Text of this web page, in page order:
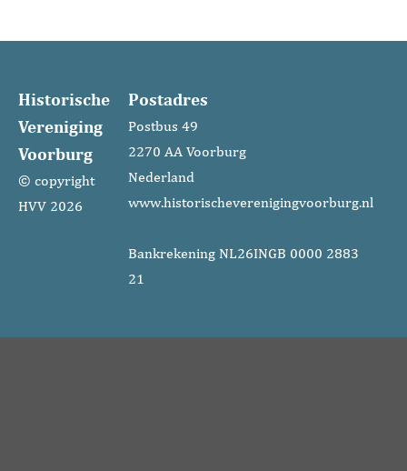
Historische
Vereniging
Voorburg
© copyright
HVV 2026
Postadres
Postbus 49
2270 AA Voorburg
Nederland
www.historischeverenigingvoorburg.nl
Bankrekening NL26INGB 0000 2883
21